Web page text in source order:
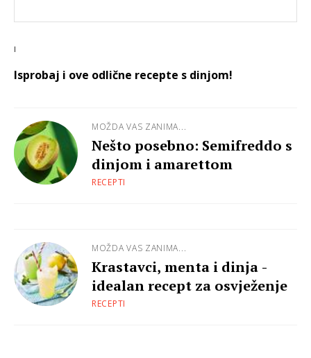
I
Isprobaj i ove odlične recepte s dinjom!
MOŽDA VAS ZANIMA...
Nešto posebno: Semifreddo s
dinjom i amarettom
RECEPTI
MOŽDA VAS ZANIMA...
Krastavci, menta i dinja -
idealan recept za osvježenje
RECEPTI